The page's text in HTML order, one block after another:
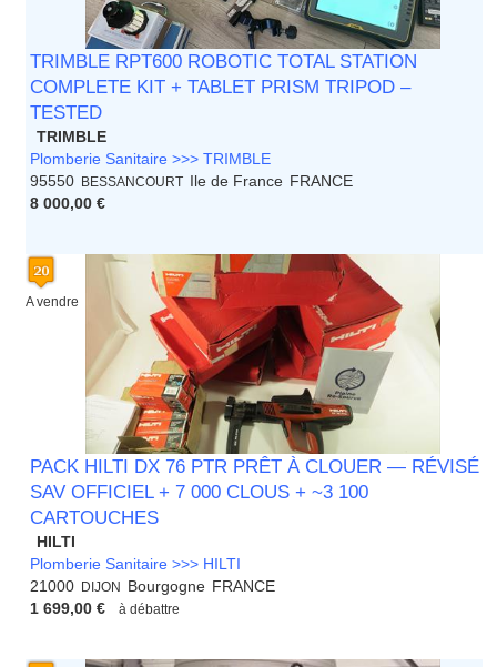
TRIMBLE RPT600 ROBOTIC TOTAL STATION
COMPLETE KIT + TABLET PRISM TRIPOD –
TESTED
TRIMBLE
Plomberie Sanitaire >>> TRIMBLE
95550
BESSANCOURT Ile de France FRANCE
8 000,00 €
A vendre
PACK HILTI DX 76 PTR PRÊT À CLOUER — RÉVISÉ
SAV OFFICIEL + 7 000 CLOUS + ~3 100
CARTOUCHES
HILTI
Plomberie Sanitaire >>> HILTI
21000
DIJON Bourgogne FRANCE
1 699,00 €
à débattre